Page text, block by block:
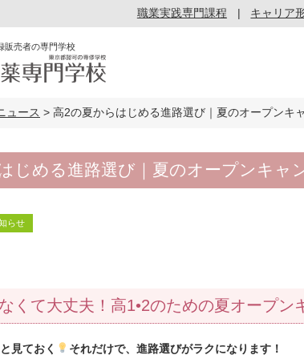
職業実践専門課程 キャリア
販売者の専門学校
ュース > 高2の夏からはじめる進路選び｜夏のオープンキ
じめる進路選び｜夏のオープンキャ
らせ
くて大丈夫！高1•2のための夏オープン
見ておく それだけで、進路選びがラクになります！